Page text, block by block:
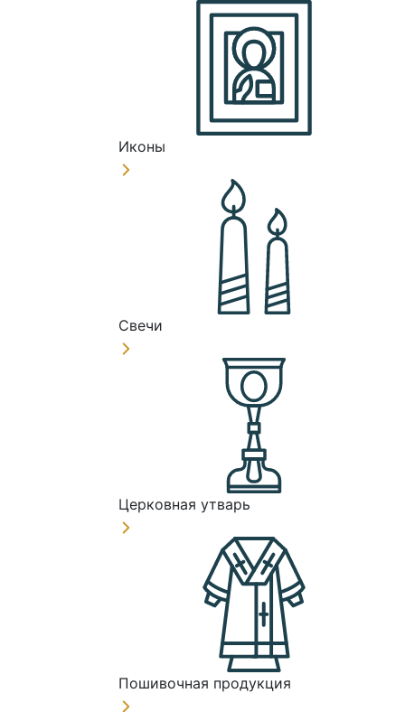
Иконы
Свечи
Церковная утварь
Пошивочная продукция